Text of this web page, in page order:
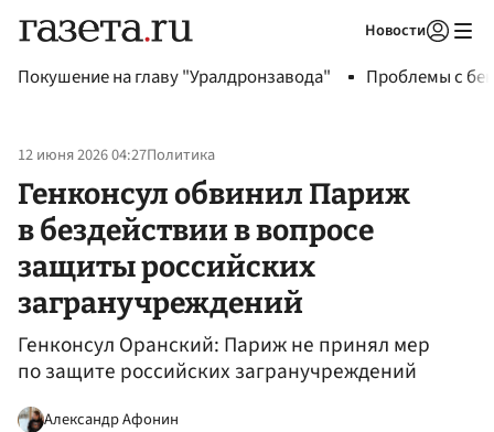
Новости
Покушение на главу "Уралдронзавода" Проблемы с
12 июня 2026 04:27Политика
Генконсул обвинил Париж
в бездействии в вопросе
защиты российских
загранучреждений
Генконсул Оранский: Париж не принял мер
по защите российских загранучреждений
Александр Афонин